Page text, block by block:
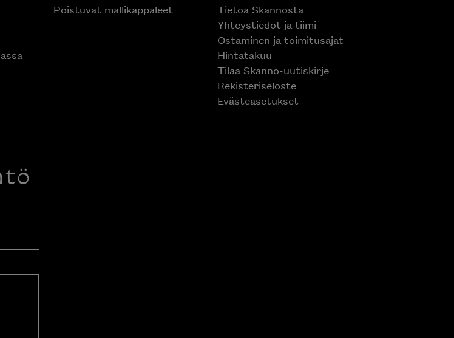
Poistuvat mallikappaleet
Tietoa Skannosta
Yhteystiedot ja tiimi
Ostaminen ja toimitusajat
Hintatakuu
Tilaa Skanno-uutiskirje
Rekisteriseloste
Evästeasetukset